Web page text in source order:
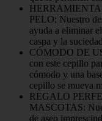
PELO: Nuestro
ayuda a eliminar
caspa y la
CÓMODO DE
con este cepillo
cómodo y una
cepillo se mueva
REGALO
MASCOTAS:
de aseo